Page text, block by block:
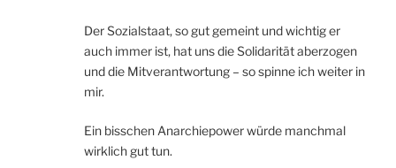
Der Sozialstaat, so gut gemeint und wichtig er
auch immer ist, hat uns die Solidarität aberzogen
und die Mitverantwortung – so spinne ich weiter in
mir.
Ein bisschen Anarchiepower würde manchmal
wirklich gut tun.